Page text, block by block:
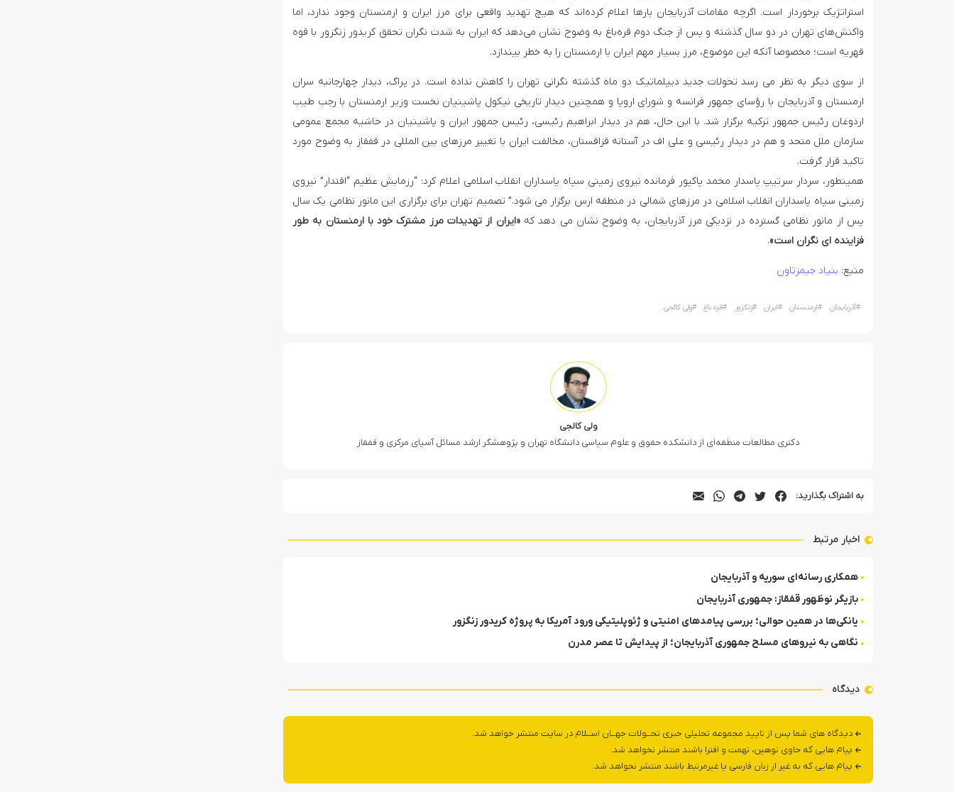
استراتژیک برخوردار است. اگرچه مقامات آذربایجان بارها اعلام کرده‌اند که هیچ تهدید واقعی برای مرز ایران و ارمنستان وجود ندارد، اما
واکنش‌های تهران در دو سال گذشته و پس از جنگ دوم قره‌باغ به وضوح نشان می‌دهد که ایران به شدت نگران تحقق کریدور زنگزور با قوه
قهریه است؛ مخصوصا آنکه این موضوع، مرز بسیار مهم ایران با ارمنستان را به خطر بیندازد.
از سوی دیگر به نظر می رسد تحولات جدید دیپلماتیک دو ماه گذشته نگرانی تهران را کاهش نداده است. در پراگ، دیدار چهارجانبه سران
ارمنستان و آذربایجان با رؤسای جمهور فرانسه و شورای اروپا و همچنین دیدار تاریخی نیکول پاشینیان نخست وزیر ارمنستان با رجب طیب
اردوغان رئیس جمهور ترکیه برگزار شد. با این حال، هم در دیدار ابراهیم رئیسی، رئیس جمهور ایران و پاشینیان در حاشیه مجمع عمومی
سازمان ملل متحد و هم در دیدار رئیسی و علی اف در آستانه قزاقستان، مخالفت ایران با تغییر مرزهای بین المللی در قفقاز به وضوح مورد
تاکید قرار گرفت.
همینطور، سردار سرتیپ پاسدار محمد پاکپور فرمانده نیروی زمینی سپاه پاسداران انقلاب اسلامی اعلام کرد: “رزمایش عظیم “اقتدار” نیروی
زمینی سپاه پاسداران انقلاب اسلامی در مرزهای شمالی در منطقه ارس برگزار می شود.” تصمیم تهران برای برگزاری این مانور نظامی یک سال
پس از مانور نظامی گسترده در نزدیکی مرز آذربایجان، به وضوح نشان می دهد که«ایران از تهدیدات مرز مشترک خود با ارمنستان به طور
فزاینده ای نگران است».
منبع: بنیاد جیمزتاون
#آذربایجان #ارمنستان #ایران #زنگزور #قره باغ #ولی کالجی
ولی کالجی
دکتری مطالعات منطقه‌ای از دانشکده حقوق و علوم سیاسی دانشگاه تهران و پژوهشگر ارشد مسائل آسیای مرکزی و قفقاز
به اشتراک بگذارید:
اخبار مرتبط
همکاری رسانه‌ای سوریه و آذربایجان
بازیگر نوظهور قفقاز: جمهوری آذربایجان
یانکی‌ها در همین حوالی‌؛ بررسی پیامدهای امنیتی و ژئوپلیتیکی ورود آمریکا به پروژه کریدور زنگزور‎
نگاهی به نیروهای مسلح جمهوری آذربایجان؛ از پیدایش تا عصر مدرن
دیدگاه
دیدگاه های شما پس از تایید مجموعه تحلیلی خبری تحــولات جهــان اســلام در سایت منتشر خواهد شد.
پیام هایی که حاوی توهین، تهمت و افترا باشند منتشر نخواهد شد.
پیام هایی که به غیر از زبان فارسی یا غیرمرتبط باشند منتشر نخواهد شد.